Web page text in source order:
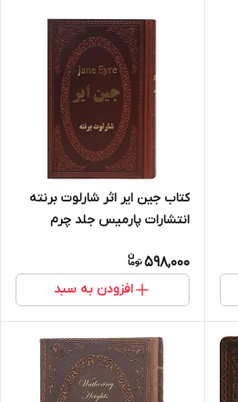
کتاب جین ایر اثر شارلوت برنته
انتشارات پارمیس جلد چرم
598,000
افزودن به سبد